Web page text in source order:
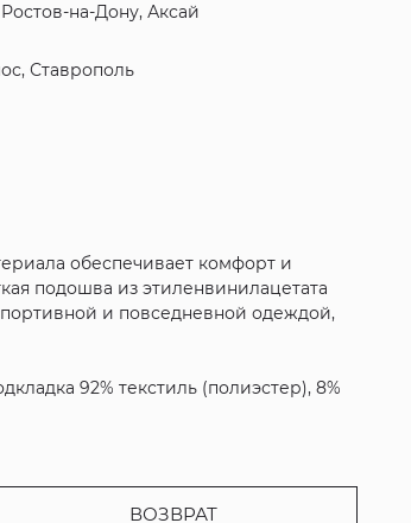
на-Дону, Аксай
Ставрополь
обеспечивает комфорт и
подошва из этиленвинилацетата
и повседневной одеждой,
92% текстиль (полиэстер), 8%
ВОЗВРАТ